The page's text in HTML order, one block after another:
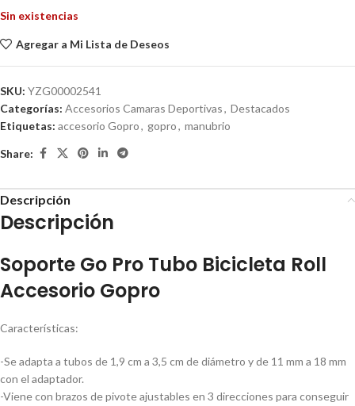
Sin existencias
Agregar a Mi Lista de Deseos
SKU: YZG00002541
Categorías: Accesorios Camaras Deportivas, Destacados
Etiquetas: accesorio Gopro, gopro, manubrio
Share:
Descripción
Descripción
Soporte Go Pro Tubo Bicicleta Roll
Accesorio Gopro
Características:
-Se adapta a tubos de 1,9 cm a 3,5 cm de diámetro y de 11 mm a 18 mm
con el adaptador.
-Viene con brazos de pivote ajustables en 3 direcciones para conseguir